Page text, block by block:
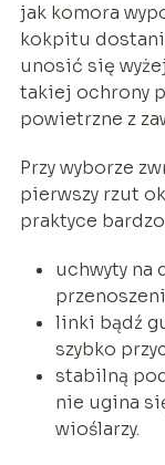
jak komora
kokpitu
unosić się
takiej ochrony
powietrzne z
Przy wyborze
pierwszy rzut
praktyce
uchwyty na
linki bądź
szybko
stabilną
nie ugina
wioślarzy.